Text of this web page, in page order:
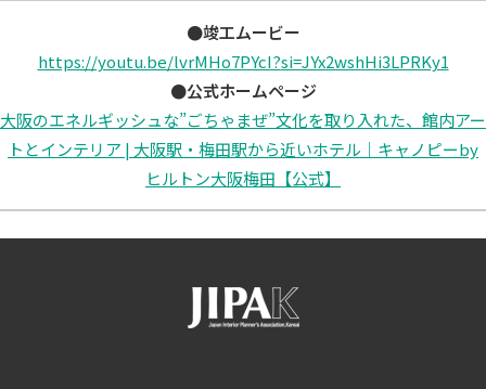
●竣工ムービー
https://youtu.be/lvrMHo7PYcI?si=JYx2wshHi3LPRKy1
●公式ホームページ
大阪のエネルギッシュな”ごちゃまぜ”文化を取り入れた、 館内アー
トとインテリア | 大阪駅・梅田駅から近いホテル｜ キャノピーby
ヒルトン大阪梅田【公式】